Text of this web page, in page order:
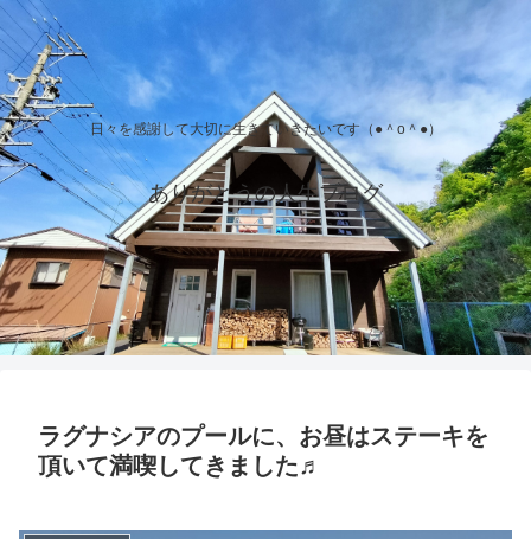
日々を感謝して大切に生きていきたいです（●＾o＾●）
ありがとうの人生ブログ
ラグナシアのプールに、お昼はステーキを
頂いて満喫してきました♬